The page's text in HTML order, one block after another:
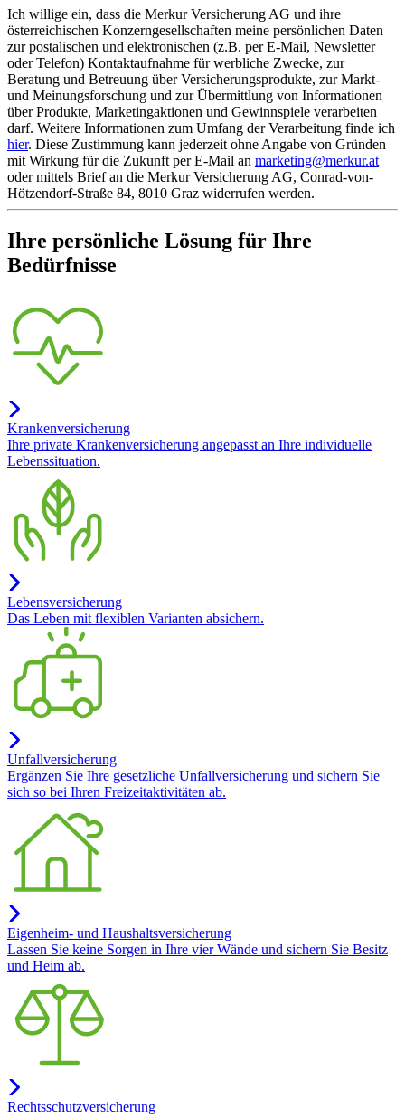
Ich willige ein, dass die Merkur Versicherung AG und ihre
österreichischen Konzerngesellschaften meine persönlichen Daten
zur postalischen und elektronischen (z.B. per E-Mail, Newsletter
oder Telefon) Kontaktaufnahme für werbliche Zwecke, zur
Beratung und Betreuung über Versicherungsprodukte, zur Markt-
und Meinungsforschung und zur Übermittlung von Informationen
über Produkte, Marketingaktionen und Gewinnspiele verarbeiten
darf. Weitere Informationen zum Umfang der Verarbeitung finde ich
hier. Diese Zustimmung kann jederzeit ohne Angabe von Gründen
mit Wirkung für die Zukunft per E-Mail an marketing@merkur.at
oder mittels Brief an die Merkur Versicherung AG, Conrad-von-
Hötzendorf-Straße 84, 8010 Graz widerrufen werden.
Ihre persönliche Lösung für Ihre
Bedürfnisse
Krankenversicherung
Ihre private Krankenversicherung angepasst an Ihre individuelle
Lebenssituation.
Lebensversicherung
Das Leben mit flexiblen Varianten absichern.
Unfallversicherung
Ergänzen Sie Ihre gesetzliche Unfallversicherung und sichern Sie
sich so bei Ihren Freizeitaktivitäten ab.
Eigenheim- und Haushaltsversicherung
Lassen Sie keine Sorgen in Ihre vier Wände und sichern Sie Besitz
und Heim ab.
Rechtsschutzversicherung